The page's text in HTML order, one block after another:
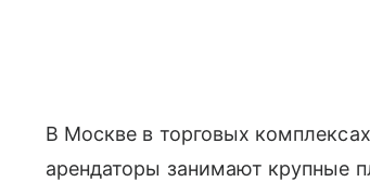
В Москве в торговых
арендаторы занимают крупные